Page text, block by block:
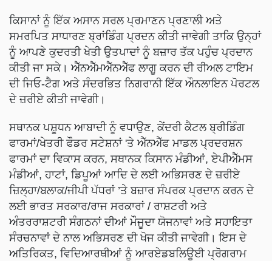
ਕਿਸਾਨਾਂ ਨੂੰ ਇੱਕ ਅਸਾਨ ਸਰਲ ਪ੍ਰਮਾਣਨ ਪ੍ਰਣਾਲੀ ਅਤੇ
ਸਮਰਪਿਤ ਸਾਧਾਰਣ ਬ੍ਰਾਂਡਿੰਗ ਪ੍ਰਦਨ ਕੀਤੀ ਜਾਵੇਗੀ ਤਾਕਿ ਉਨ੍ਹਾਂ
ਨੂੰ ਆਪਣੇ ਕੁਦਰਤੀ ਖੇਤੀ ਉਤਪਾਦਾਂ ਨੂੰ ਬਜ਼ਾਰ ਤੱਕ ਪਹੁੰਚ ਪ੍ਰਦਾਨ
ਕੀਤੀ ਜਾ ਸਕੇ। ਐੱਨਐੱਮਐੱਨਐੱਫ ਲਾਗੂ ਕਰਨ ਦੀ ਰੀਅਲ ਟਾਇਮ
ਦੀ ਜਿਓ-ਟੈਗ ਅਤੇ ਸੰਦਰਭਿਤ ਨਿਗਰਾਨੀ ਇੱਕ ਔਨਲਾਇਨ ਪੋਰਟਲ
ਦੇ ਜ਼ਰੀਏ ਕੀਤੀ ਜਾਵੇਗੀ।
ਸਥਾਨਕ ਪਸ਼ੂਧਨ ਆਬਾਦੀ ਨੂੰ ਵਧਾਉਣ, ਕੇਂਦਰੀ ਕੈਟਲ ਬ੍ਰੀਡਿੰਗ
ਫਾਰਮਾਂ/ਖੇਤਰੀ ਫੌਡਰ ਸਟੇਸ਼ਨਾਂ 'ਤੇ ਐੱਨਐੱਫ ਮਾਡਲ ਪ੍ਰਦਰਸ਼ਨ
ਫਾਰਮਾਂ ਦਾ ਵਿਕਾਸ ਕਰਨ, ਸਥਾਨਕ ਕਿਸਾਨ ਮੰਡੀਆਂ, ਏਪੀਐੱਮਸ
ਮੰਡੀਆਂ, ਹਾਟਾਂ, ਡਿਪੂਆਂ ਆਦਿ ਦੇ ਲਈ ਅਭਿਸਰਣ ਦੇ ਜ਼ਰੀਏ
ਜ਼ਿਲ੍ਹਾ/ਬਲਾਕ/ਜੀਪੀ ਪੱਧਰਾਂ ’ਤੇ ਬਜ਼ਾਰ ਸੰਪਰਕ ਪ੍ਰਦਾਨ ਕਰਨ ਦੇ
ਲਈ ਭਾਰਤ ਸਰਕਾਰ/ਰਾਜ ਸਰਕਾਰਾਂ / ਰਾਸ਼ਟਰੀ ਅਤੇ
ਅੰਤਰਰਾਸ਼ਟਰੀ ਸੰਗਠਨਾਂ ਦੀਆਂ ਮੌਜੂਦਾ ਯੋਜਨਾਵਾਂ ਅਤੇ ਸਹਾਇਤਾ
ਸੰਰਚਨਾਵਾਂ ਦੇ ਨਾਲ ਅਭਿਸਰਣ ਦੀ ਖੋਜ ਕੀਤੀ ਜਾਵੇਗੀ। ਇਸ ਦੇ
ਅਤਿਰਿਕਤ, ਵਿਦਿਆਰਥੀਆਂ ਨੂੰ ਆਰਏਡਬਲਿਊਈ ਪ੍ਰੋਗਰਾਮ